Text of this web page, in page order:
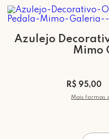
Azulejo
Mimo
R$ 95,00
Mais formas